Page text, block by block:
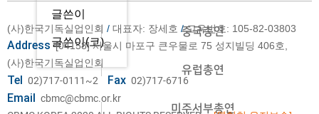
글쓴이
글쓴이(코)
중국총연
유럽총연
미주서부총연
(사)한국기독실업인회 / 대표자: 장세호 /고유번호: 105-82-03803
Address [04158] 서울시 마포구 큰우물로 75 성지빌딩 406호,
(사)한국기독실업인회
Tel 02)717-0111~2 Fax 02)717-6716
Email cbmc@cbmc.or.kr